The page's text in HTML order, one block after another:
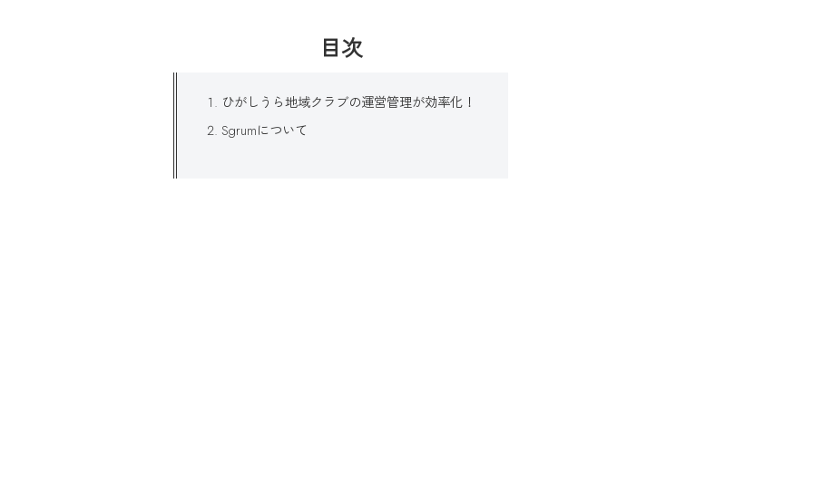
目次
ひがしうら地域クラブの運営管理が効率化！
Sgrumについて